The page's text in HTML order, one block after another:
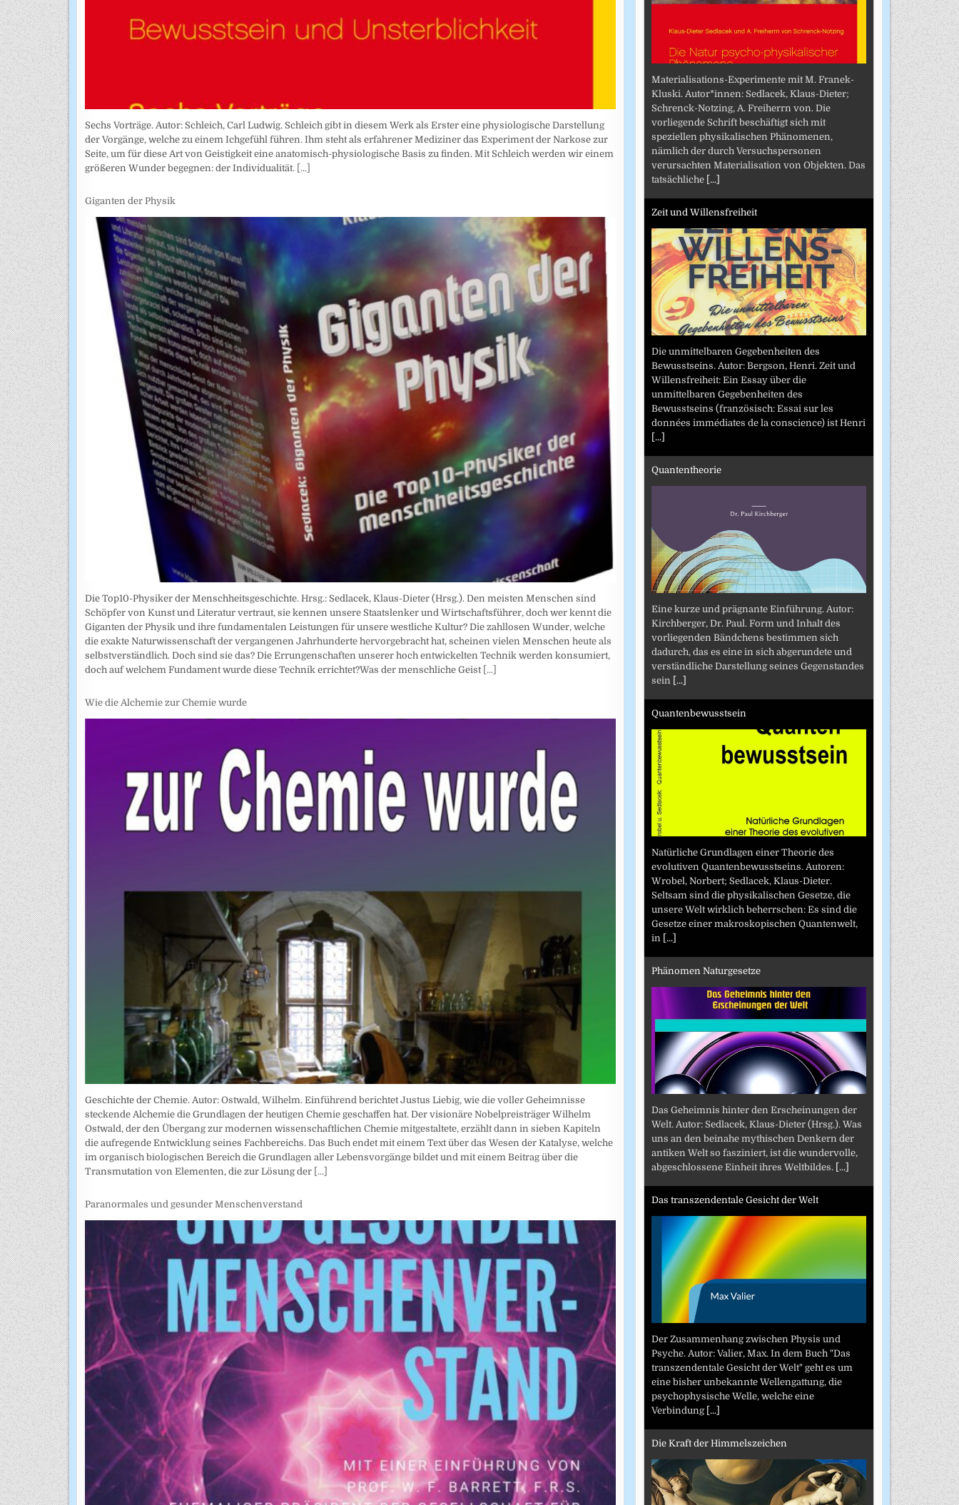
Sechs Vorträge. Autor: Schleich, Carl Ludwig. Schleich gibt in diesem Werk als Erster eine physiologische Darstellung
der Vorgänge, welche zu einem Ichgefühl führen. Ihm steht als erfahrener Mediziner das Experiment der Narkose zur
Seite, um für diese Art von Geistigkeit eine anatomisch-physiologische Basis zu finden. Mit Schleich werden wir einem
größeren Wunder begegnen: der Individualität. [...]
Giganten der Physik
Die Top10-Physiker der Menschheitsgeschichte. Hrsg.: Sedlacek, Klaus-Dieter (Hrsg.). Den meisten Menschen sind
Schöpfer von Kunst und Literatur vertraut, sie kennen unsere Staatslenker und Wirtschaftsführer, doch wer kennt die
Giganten der Physik und ihre fundamentalen Leistungen für unsere westliche Kultur? Die zahllosen Wunder, welche
die exakte Naturwissenschaft der vergangenen Jahrhunderte hervorgebracht hat, scheinen vielen Menschen heute als
selbstverständlich. Doch sind sie das? Die Errungenschaften unserer hoch entwickelten Technik werden konsumiert,
doch auf welchem Fundament wurde diese Technik errichtet?Was der menschliche Geist [...]
Wie die Alchemie zur Chemie wurde
Geschichte der Chemie. Autor: Ostwald, Wilhelm. Einführend berichtet Justus Liebig, wie die voller Geheimnisse
steckende Alchemie die Grundlagen der heutigen Chemie geschaffen hat. Der visionäre Nobelpreisträger Wilhelm
Ostwald, der den Übergang zur modernen wissenschaftlichen Chemie mitgestaltete, erzählt dann in sieben Kapiteln
die aufregende Entwicklung seines Fachbereichs. Das Buch endet mit einem Text über das Wesen der Katalyse, welche
im organisch biologischen Bereich die Grundlagen aller Lebensvorgänge bildet und mit einem Beitrag über die
Transmutation von Elementen, die zur Lösung der [...]
Paranormales und gesunder Menschenverstand
Materialisations-Experimente mit M. Franek-
Kluski. Autor*innen: Sedlacek, Klaus-Dieter;
Schrenck-Notzing, A. Freiherrn von. Die
vorliegende Schrift beschäftigt sich mit
speziellen physikalischen Phänomenen,
nämlich der durch Versuchspersonen
verursachten Materialisation von Objekten. Das
tatsächliche [...]
Zeit und Willensfreiheit
Die unmittelbaren Gegebenheiten des
Bewusstseins. Autor: Bergson, Henri. Zeit und
Willensfreiheit: Ein Essay über die
unmittelbaren Gegebenheiten des
Bewusstseins (französisch: Essai sur les
données immédiates de la conscience) ist Henri
[...]
Quantentheorie
Eine kurze und prägnante Einführung. Autor:
Kirchberger, Dr. Paul. Form und Inhalt des
vorliegenden Bändchens bestimmen sich
dadurch, das es eine in sich abgerundete und
verständliche Darstellung seines Gegenstandes
sein [...]
Quantenbewusstsein
Natürliche Grundlagen einer Theorie des
evolutiven Quantenbewusstseins. Autoren:
Wrobel, Norbert; Sedlacek, Klaus-Dieter.
Seltsam sind die physikalischen Gesetze, die
unsere Welt wirklich beherrschen: Es sind die
Gesetze einer makroskopischen Quantenwelt,
in [...]
Phänomen Naturgesetze
Das Geheimnis hinter den Erscheinungen der
Welt. Autor: Sedlacek, Klaus-Dieter (Hrsg.). Was
uns an den beinahe mythischen Denkern der
antiken Welt so fasziniert, ist die wundervolle,
abgeschlossene Einheit ihres Weltbildes. [...]
Das transzendentale Gesicht der Welt
Der Zusammenhang zwischen Physis und
Psyche. Autor: Valier, Max. In dem Buch "Das
transzendentale Gesicht der Welt" geht es um
eine bisher unbekannte Wellengattung, die
psychophysische Welle, welche eine
Verbindung [...]
Die Kraft der Himmelszeichen